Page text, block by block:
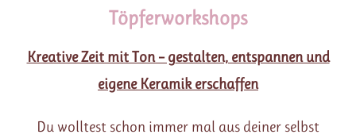
Töpferworkshops
Kreative Zeit mit Ton – gestalten, entspannen und
eigene Keramik erschaffen
Du wolltest schon immer mal aus deiner selbst